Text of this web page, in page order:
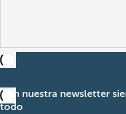
Con nuestra newsletter
todo